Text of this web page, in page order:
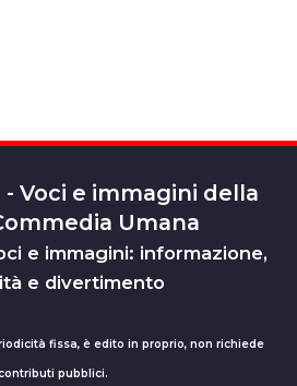
- Voci e immagini della
Umana
e immagini: informazione,
e divertimento
fissa, è edito in proprio, non richiede
pubblici.